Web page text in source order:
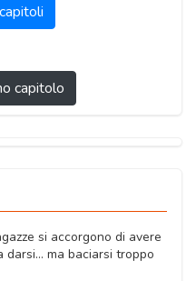
capitolo
si accorgono di avere
darsi… ma baciarsi troppo